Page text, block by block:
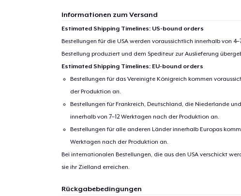
Informationen zum Versand
Estimated Shipping Timelines: US-bound orders
Bestellungen für die USA werden voraussichtlich innerhalb von
Bestellung produziert und dem Spediteur zur Auslieferung
Estimated Shipping Timelines: EU-bound orders
Bestellungen für das Vereinigte Königreich kommen
der Produktion an.
Bestellungen für Frankreich, Deutschland, die Niederlande
innerhalb von 7–12 Werktagen nach der Produktion an.
Bestellungen für alle anderen Länder innerhalb Europas
Werktagen nach der Produktion an.
Bei internationalen Bestellungen, die aus den USA verschickt
sie ihr Zielland erreichen.
Rückgabebedingungen
Zur